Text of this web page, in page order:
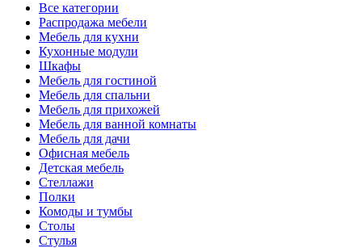
Все категории
Распродажа мебели
Мебель для кухни
Кухонные модули
Шкафы
Мебель для гостиной
Мебель для спальни
Мебель для прихожей
Мебель для ванной комнаты
Мебель для дачи
Офисная мебель
Детская мебель
Стеллажи
Полки
Комоды и тумбы
Столы
Стулья